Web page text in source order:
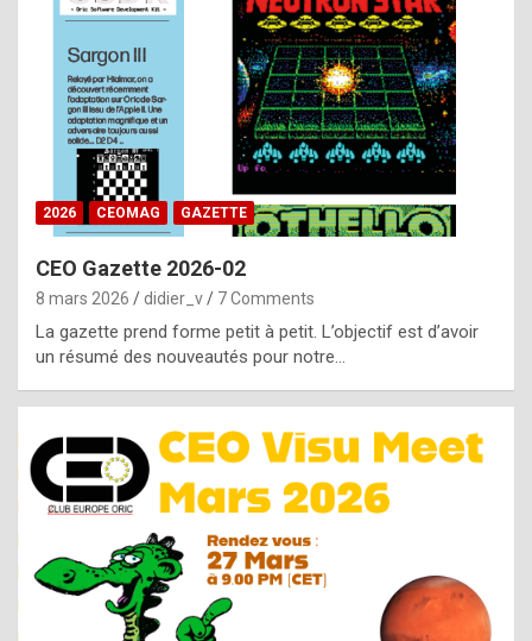
m
a
y
b
e
b
y
g
e
n
u
i
n
e
R
o
2026 CEOMAG GAZETTE
CEO Gazette 2026-02
8 mars 2026 didier_v 7 Comments
La gazette prend forme petit à petit. L’objectif est d’avoir
un résumé des nouveautés pour notre…